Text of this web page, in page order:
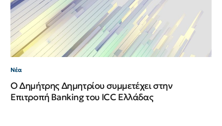
Νέα
Ο Δημήτρης Δημητρίου συμμετέχει στην
Επιτροπή Banking του ICC Ελλάδας